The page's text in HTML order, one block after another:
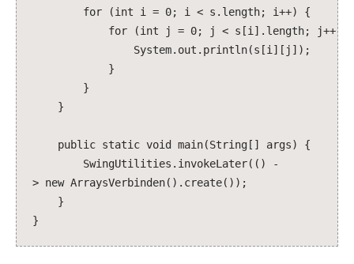
for (int i = 0; i < s.length; i++) {
for (int j = 0; j < s[i].length; j++) {
System.out.println(s[i][j]);
}
}
}
public static void main(String[] args) {
SwingUtilities.invokeLater(() -
> new ArraysVerbinden().create());
}
}